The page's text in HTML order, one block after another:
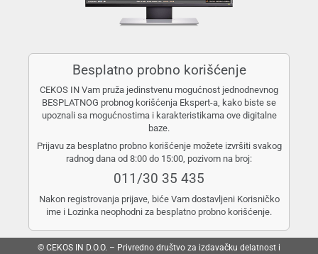
Besplatno probno korišćenje
CEKOS IN Vam pruža jedinstvenu mogućnost jednodnevnog
BESPLATNOG probnog korišćenja Ekspert-a, kako biste se
upoznali sa mogućnostima i karakteristikama ove digitalne
baze.
Prijavu za besplatno probno korišćenje možete izvršiti svakog
radnog dana od 8:00 do 15:00, pozivom na broj:
011/30 35 435
Nakon registrovanja prijave, biće Vam dostavljeni Korisničko
ime i Lozinka neophodni za besplatno probno korišćenje.
© CEKOS IN D.O.O. – Privredno društvo za izdavačku delatnost i